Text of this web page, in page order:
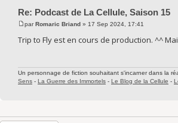
Re: Podcast de La Cellule, Saison 15
parRomaric Briand » 17 Sep 2024, 17:41
Trip to Fly est en cours de production. ^^
Un personnage de fiction souhaitant s'incarner dans la
Sens - La Guerre des Immortels - Le Blog de la Cellule -